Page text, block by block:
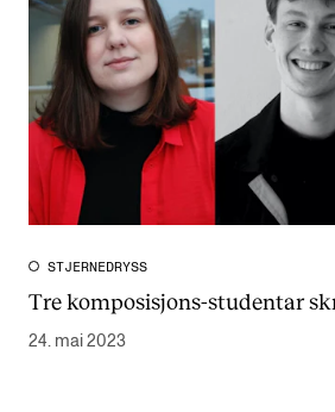
STJERNEDRYSS
Tre komposisjons-studentar
24. mai 2023